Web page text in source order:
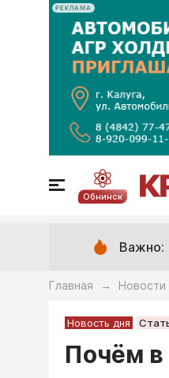
РЕКЛАМА
Обнинск
Важно:
Главная → Новости
Новость дня
Почём в